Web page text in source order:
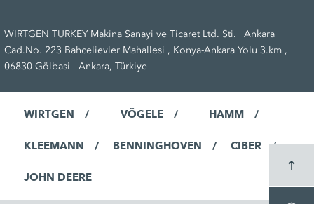
WIRTGEN TURKEY Makina Sanayi ve Ticaret Ltd. Sti. | Ankara
Cad.No. 223 Bahcelievler Mahallesi , Konya-Ankara Yolu 3.km ,
06830 Gölbasi - Ankara, Türkiye
WIRTGEN VÖGELE HAMM
KLEEMANN BENNINGHOVEN CIBER
JOHN DEERE